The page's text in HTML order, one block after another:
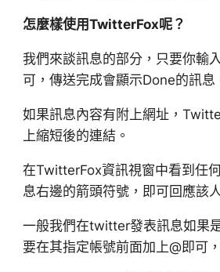
怎麼樣使用TwitterFox呢？
我們來談訊息的部分，只要你輸
可，傳送完成會顯示Done的訊息
如果訊息內容有附上網址，
上縮短後的連結。
在TwitterFox資訊視窗中看到任
息右邊的箭頭符號，即可回應該
一般我們在twitter發表訊息如果
要在其指定帳號前面加上@即可